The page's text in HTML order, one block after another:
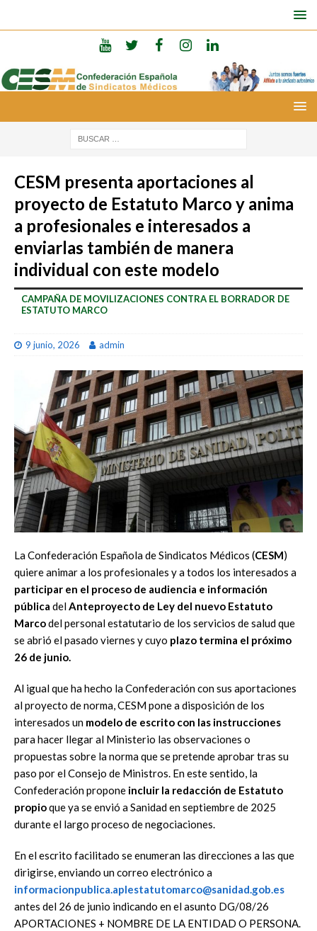
CESM presenta aportaciones al
proyecto de Estatuto Marco y anima
a profesionales e interesados a
enviarlas también de manera
individual con este modelo
CAMPAÑA DE MOVILIZACIONES CONTRA EL BORRADOR DE
ESTATUTO MARCO
9 junio, 2026 admin
La Confederación Española de Sindicatos Médicos (CESM)
quiere animar a los profesionales y a todos los interesados a
participar en el proceso de audiencia e información
pública delAnteproyecto de Ley del nuevo Estatuto
Marcodel personal estatutario de los servicios de salud que
se abrió el pasado viernes y cuyo plazo termina el próximo
26 de junio.
Al igual que ha hecho la Confederación con sus aportaciones
al proyecto de norma, CESM pone a disposición de los
interesados un modelo de escrito con las instrucciones
para hacer llegar al Ministerio las observaciones o
propuestas sobre la norma que se pretende aprobar tras su
paso por el Consejo de Ministros. En este sentido, la
Confederación propone incluir la redacción de Estatuto
propioque ya se envió a Sanidad en septiembre de 2025
durante el largo proceso de negociaciones.
En el escrito facilitado se enumeran las direcciones a las que
dirigirse, enviando un correo electrónico a
informacionpublica.aplestatutomarco@sanidad.gob.es
antes del 26 de junio indicando en el asunto DG/08/26
APORTACIONES + NOMBRE DE LA ENTIDAD O PERSONA.